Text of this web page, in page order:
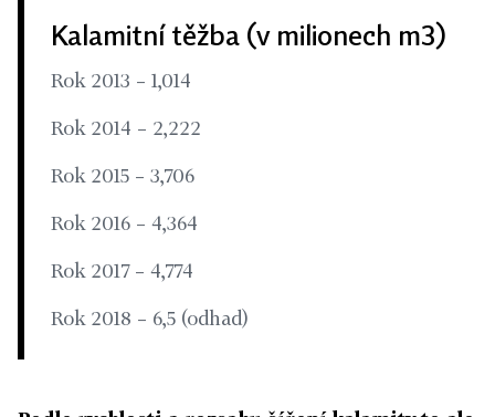
Kalamitní těžba (v milionech m3)
Rok 2013 – 1,014
Rok 2014 – 2,222
Rok 2015 – 3,706
Rok 2016 – 4,364
Rok 2017 – 4,774
Rok 2018 – 6,5 (odhad)